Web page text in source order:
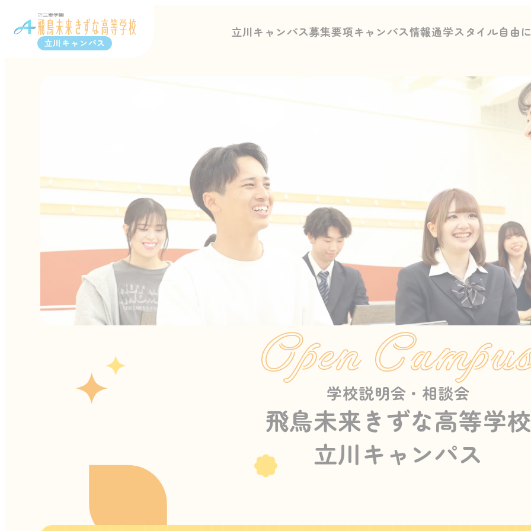
立川キャンパス
立川キャンパス募集要項キャンパス情報通学スタイル自由
Open
学校説明会・相談会
飛鳥未来きずな高等学校
立川キャンパス